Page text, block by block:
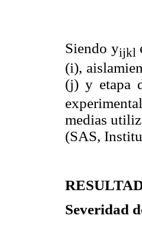
Siendo yijkl
(i),
(j) y etapa
medias
(SAS,
Severidad